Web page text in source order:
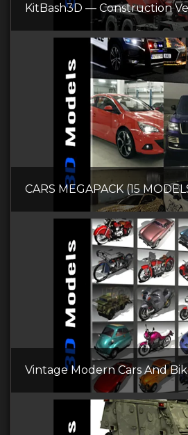
KitBash3D — Construction
CARS MEGAPACK (15
Vintage Modern Cars And